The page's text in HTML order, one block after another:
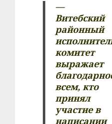
—
Витебский
районный
комитет
выражает
всем, кто
принял
участие в
написании